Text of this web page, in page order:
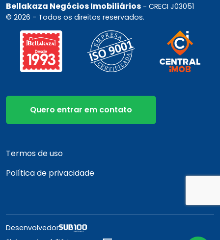
Bellakaza Negócios Imobiliários - CRECI J03051
© 2026 - Todos os direitos reservados.
Quero entrar em contato
Termos de uso
Política de privacidade
Desenvolvedor